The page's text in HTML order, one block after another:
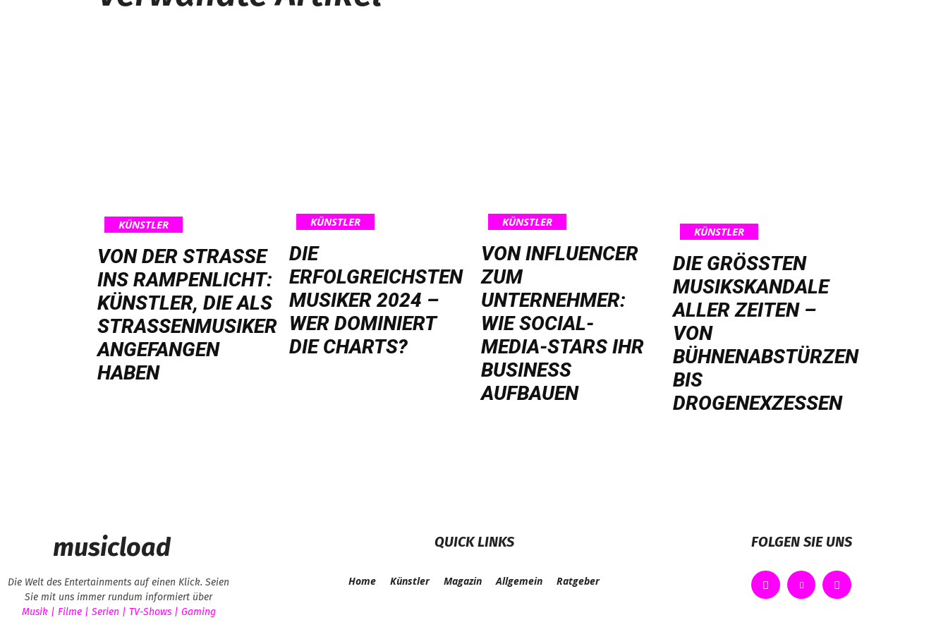
KÜNSTLER
VON DER STRASSE I
NS RAMPENLICHT: K
ÜNSTLER, DIE ALS S
TRASSENMUSIKER AN
GEFANGEN HA
BEN
KÜNSTLER
DIE
ERFOLGREICHSTEN
MUSIKER 2024 –
WER DOMINIERT
DIE CHARTS?
KÜNSTLER
VON INFLUENCER
ZUM
UNTERNEHMER:
WIE SOCIAL-
MEDIA-STARS IHR
BUSINESS
AUFBAUEN
KÜNSTLER
DIE GRÖSSTEN M
USIKSKANDALE A
LLER ZEITEN – V
ON B
ÜHNENABSTÜRZEN B
IS D
ROGENEXZESSEN
musicload
Die Welt des Entertainments auf einen Klick. Seien
Sie mit uns immer rundum informiert über
Musik | Filme | Serien | TV-Shows | Gaming
QUICK LINKS
Home Künstler Magazin Allgemein Ratgeber
FOLGEN SIE UNS